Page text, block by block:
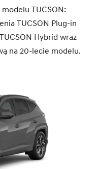
TUCSON:
TUCSON Plug-in
Hybrid wraz
na 20-lecie modelu.